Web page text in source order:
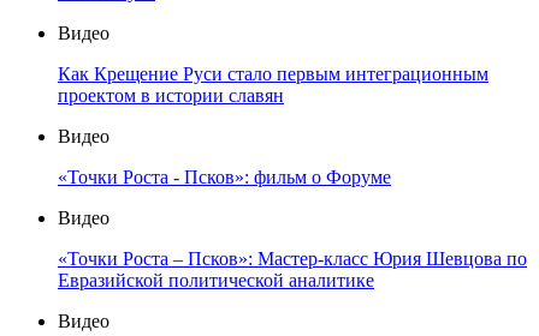
Видео
Как Крещение Руси стало первым интеграционным
проектом в истории славян
Видео
«Точки Роста - Псков»: фильм о Форуме
Видео
«Точки Роста – Псков»: Мастер-класс Юрия Шевцова по
Евразийской политической аналитике
Видео